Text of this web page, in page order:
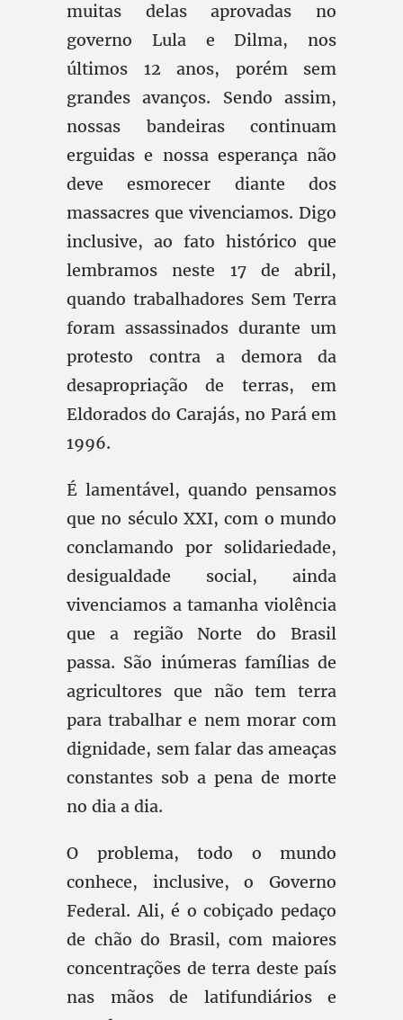
muitas delas aprovadas no
governo Lula e Dilma, nos
últimos 12 anos, porém sem
grandes avanços. Sendo assim,
nossas bandeiras continuam
erguidas e nossa esperança não
deve esmorecer diante dos
massacres que vivenciamos. Digo
inclusive, ao fato histórico que
lembramos neste 17 de abril,
quando trabalhadores Sem Terra
foram assassinados durante um
protesto contra a demora da
desapropriação de terras, em
Eldorados do Carajás, no Pará em
1996.
É lamentável, quando pensamos
que no século XXI, com o mundo
conclamando por solidariedade,
desigualdade social, ainda
vivenciamos a tamanha violência
que a região Norte do Brasil
passa. São inúmeras famílias de
agricultores que não tem terra
para trabalhar e nem morar com
dignidade, sem falar das ameaças
constantes sob a pena de morte
no dia a dia.
O problema, todo o mundo
conhece, inclusive, o Governo
Federal. Ali, é o cobiçado pedaço
de chão do Brasil, com maiores
concentrações de terra deste país
nas mãos de latifundiários e